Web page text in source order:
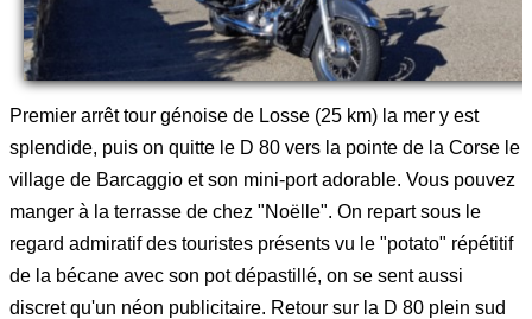
Premier arrêt tour génoise de Losse (25 km) la mer y est
splendide, puis on quitte le D 80 vers la pointe de la Corse le
village de Barcaggio et son mini-port adorable. Vous pouvez
manger à la terrasse de chez "Noëlle". On repart sous le
regard admiratif des touristes présents vu le "potato" répétitif
de la bécane avec son pot dépastillé, on se sent aussi
discret qu'un néon publicitaire. Retour sur la D 80 plein sud